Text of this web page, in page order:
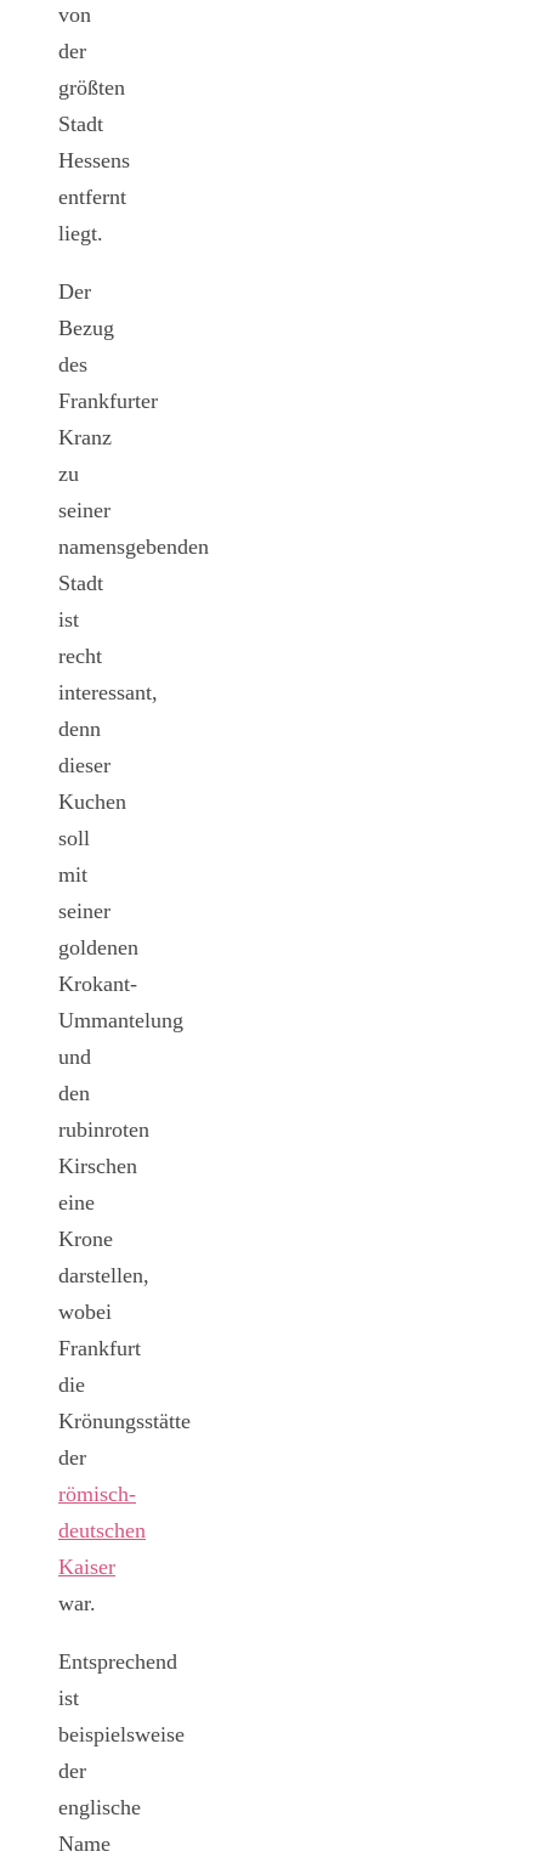
von
der
größten
Stadt
Hessens
entfernt
liegt.
Der
Bezug
des
Frankfurter
Kranz
zu
seiner
namensgebenden
Stadt
ist
recht
interessant,
denn
dieser
Kuchen
soll
mit
seiner
goldenen
Krokant-
Ummantelung
und
den
rubinroten
Kirschen
eine
Krone
darstellen,
wobei
Frankfurt
die
Krönungsstätte
der
römisch-
deutschen
Kaiser
war.
Entsprechend
ist
beispielsweise
der
englische
Name